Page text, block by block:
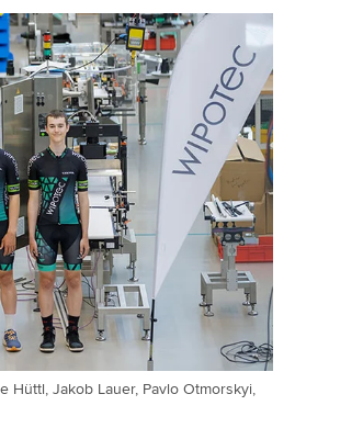
Hüttl, Jakob Lauer, Pavlo Otmorskyi,